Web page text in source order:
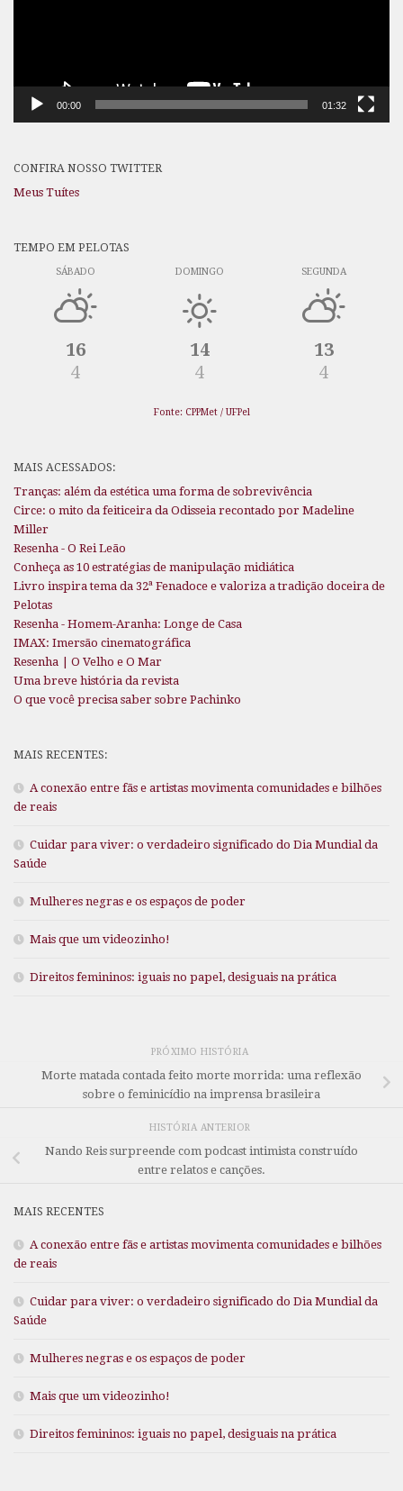
00:00 01:32
CONFIRA NOSSO TWITTER
Meus Tuítes
TEMPO EM PELOTAS
SÁBADO
16
4
DOMINGO
14
4
SEGUNDA
13
4
Fonte: CPPMet / UFPel
MAIS ACESSADOS:
Tranças: além da estética uma forma de sobrevivência
Circe: o mito da feiticeira da Odisseia recontado por Madeline
Miller
Resenha - O Rei Leão
Conheça as 10 estratégias de manipulação midiática
Livro inspira tema da 32ª Fenadoce e valoriza a tradição doceira de
Pelotas
Resenha - Homem-Aranha: Longe de Casa
IMAX: Imersão cinematográfica
Resenha | O Velho e O Mar
Uma breve história da revista
O que você precisa saber sobre Pachinko
MAIS RECENTES:
A conexão entre fãs e artistas movimenta comunidades e bilhões
de reais
Cuidar para viver: o verdadeiro significado do Dia Mundial da
Saúde
Mulheres negras e os espaços de poder
Mais que um videozinho!
Direitos femininos: iguais no papel, desiguais na prática
PRÓXIMO HISTÓRIA
Morte matada contada feito morte morrida: uma reflexão
sobre o feminicídio na imprensa brasileira
HISTÓRIA ANTERIOR
Nando Reis surpreende com podcast intimista construído
entre relatos e canções.
MAIS RECENTES
A conexão entre fãs e artistas movimenta comunidades e bilhões
de reais
Cuidar para viver: o verdadeiro significado do Dia Mundial da
Saúde
Mulheres negras e os espaços de poder
Mais que um videozinho!
Direitos femininos: iguais no papel, desiguais na prática